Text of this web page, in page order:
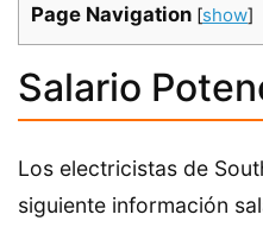
Page Navigation [show]
Salario
Los electricistas de
siguiente información